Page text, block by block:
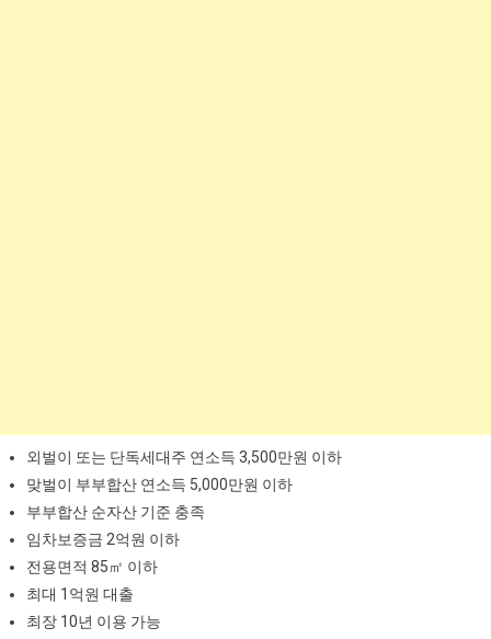
외벌이 또는 단독세대주 연소득 3,500만원 이하
맞벌이 부부합산 연소득 5,000만원 이하
부부합산 순자산 기준 충족
임차보증금 2억원 이하
전용면적 85㎡ 이하
최대 1억원 대출
최장 10년 이용 가능